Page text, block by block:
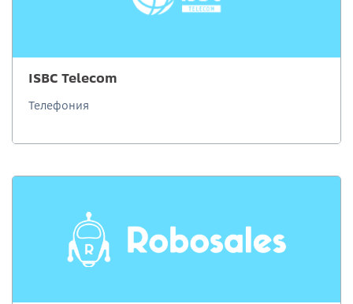
ISBC Telecom
Телефония